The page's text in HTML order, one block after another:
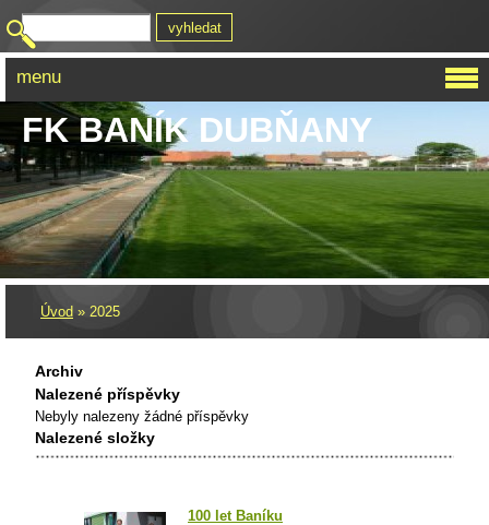
FK BANÍK DUBŇANY
Úvod » 2025
Archiv
Nalezené příspěvky
Nebyly nalezeny žádné příspěvky
Nalezené složky
100 let Baníku
menu